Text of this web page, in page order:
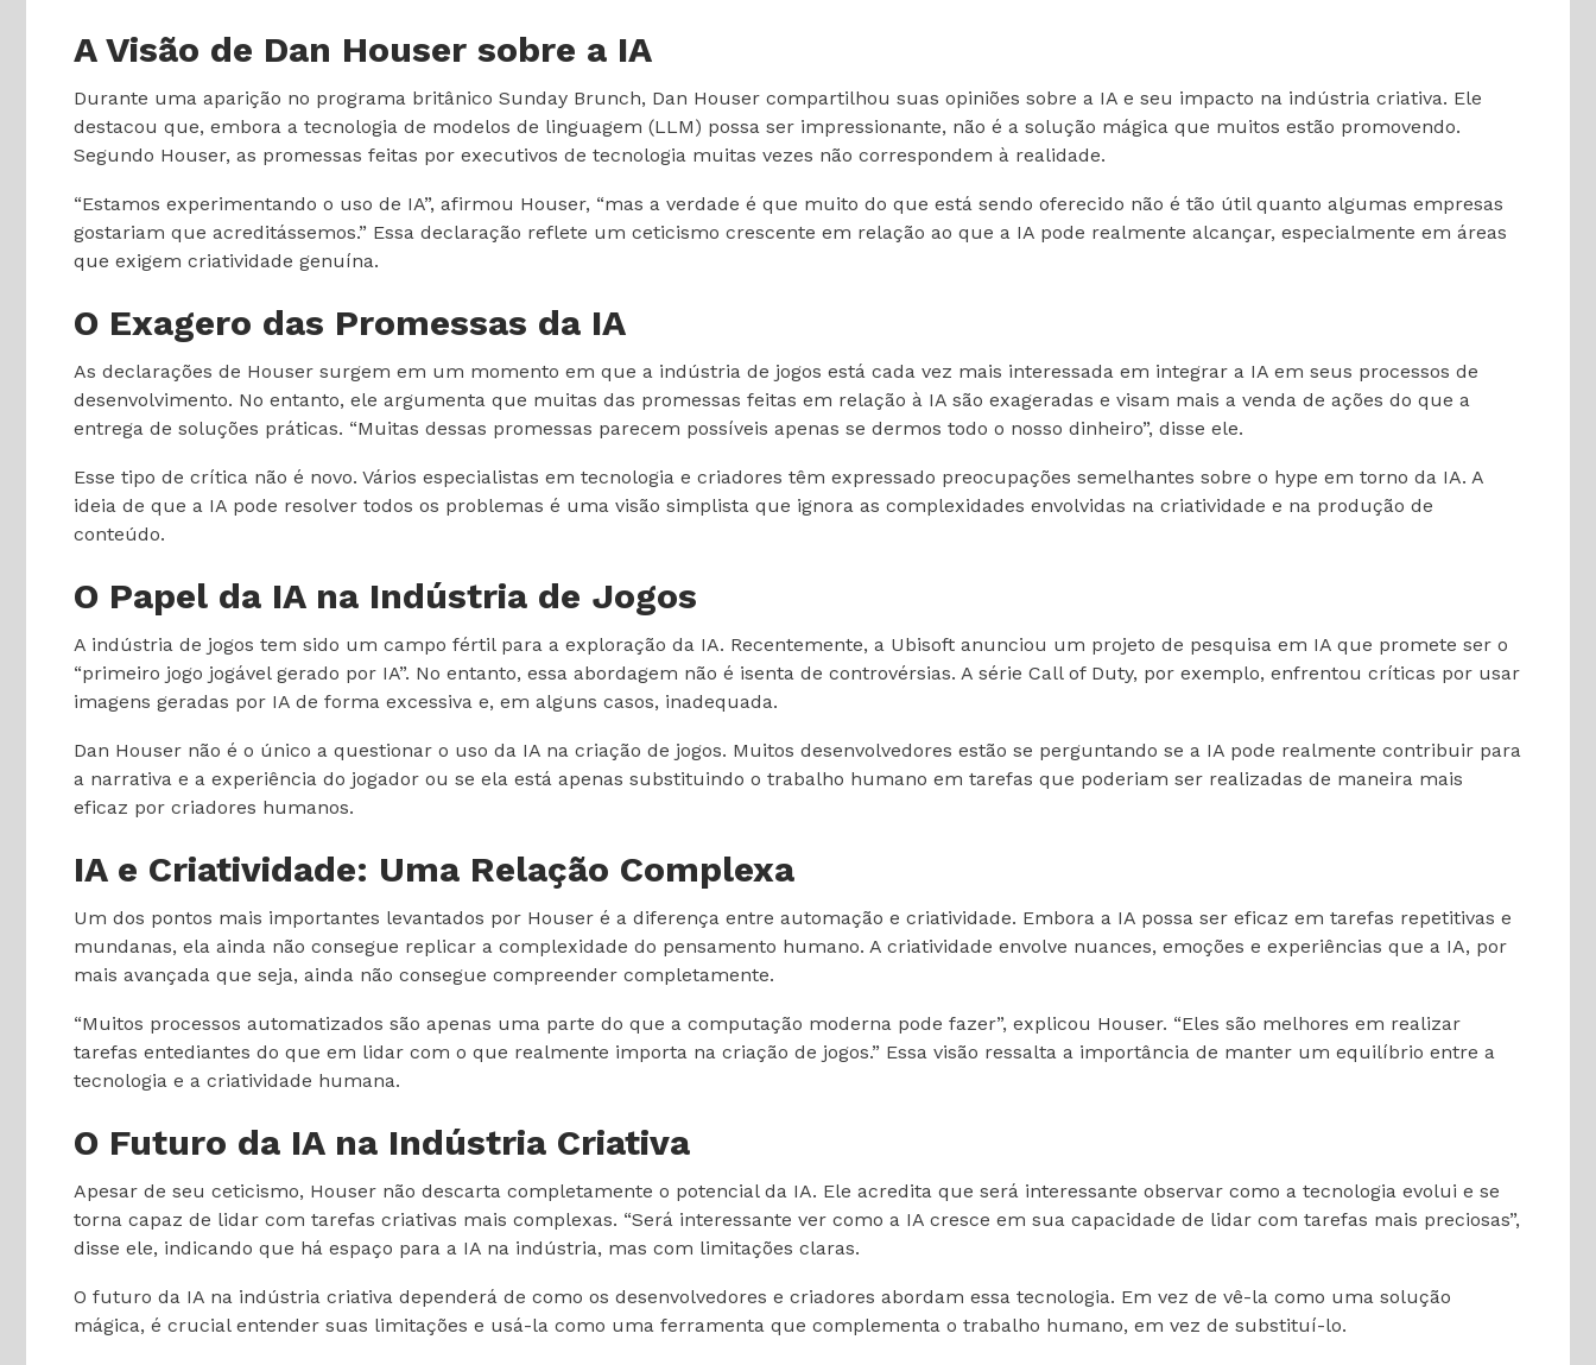
A Visão de Dan Houser sobre a IA
Durante uma aparição no programa britânico Sunday Brunch, Dan Houser compartilhou suas opiniões sobre a IA e seu impacto na indústria criativa. Ele
destacou que, embora a tecnologia de modelos de linguagem (LLM) possa ser impressionante, não é a solução mágica que muitos estão promovendo.
Segundo Houser, as promessas feitas por executivos de tecnologia muitas vezes não correspondem à realidade.
“Estamos experimentando o uso de IA”, afirmou Houser, “mas a verdade é que muito do que está sendo oferecido não é tão útil quanto algumas empresas
gostariam que acreditássemos.” Essa declaração reflete um ceticismo crescente em relação ao que a IA pode realmente alcançar, especialmente em áreas
que exigem criatividade genuína.
O Exagero das Promessas da IA
As declarações de Houser surgem em um momento em que a indústria de jogos está cada vez mais interessada em integrar a IA em seus processos de
desenvolvimento. No entanto, ele argumenta que muitas das promessas feitas em relação à IA são exageradas e visam mais a venda de ações do que a
entrega de soluções práticas. “Muitas dessas promessas parecem possíveis apenas se dermos todo o nosso dinheiro”, disse ele.
Esse tipo de crítica não é novo. Vários especialistas em tecnologia e criadores têm expressado preocupações semelhantes sobre o hype em torno da IA. A
ideia de que a IA pode resolver todos os problemas é uma visão simplista que ignora as complexidades envolvidas na criatividade e na produção de
conteúdo.
O Papel da IA na Indústria de Jogos
A indústria de jogos tem sido um campo fértil para a exploração da IA. Recentemente, a Ubisoft anunciou um projeto de pesquisa em IA que promete ser o
“primeiro jogo jogável gerado por IA”. No entanto, essa abordagem não é isenta de controvérsias. A série Call of Duty, por exemplo, enfrentou críticas por usar
imagens geradas por IA de forma excessiva e, em alguns casos, inadequada.
Dan Houser não é o único a questionar o uso da IA na criação de jogos. Muitos desenvolvedores estão se perguntando se a IA pode realmente contribuir para
a narrativa e a experiência do jogador ou se ela está apenas substituindo o trabalho humano em tarefas que poderiam ser realizadas de maneira mais
eficaz por criadores humanos.
IA e Criatividade: Uma Relação Complexa
Um dos pontos mais importantes levantados por Houser é a diferença entre automação e criatividade. Embora a IA possa ser eficaz em tarefas repetitivas e
mundanas, ela ainda não consegue replicar a complexidade do pensamento humano. A criatividade envolve nuances, emoções e experiências que a IA, por
mais avançada que seja, ainda não consegue compreender completamente.
“Muitos processos automatizados são apenas uma parte do que a computação moderna pode fazer”, explicou Houser. “Eles são melhores em realizar
tarefas entediantes do que em lidar com o que realmente importa na criação de jogos.” Essa visão ressalta a importância de manter um equilíbrio entre a
tecnologia e a criatividade humana.
O Futuro da IA na Indústria Criativa
Apesar de seu ceticismo, Houser não descarta completamente o potencial da IA. Ele acredita que será interessante observar como a tecnologia evolui e se
torna capaz de lidar com tarefas criativas mais complexas. “Será interessante ver como a IA cresce em sua capacidade de lidar com tarefas mais preciosas”,
disse ele, indicando que há espaço para a IA na indústria, mas com limitações claras.
O futuro da IA na indústria criativa dependerá de como os desenvolvedores e criadores abordam essa tecnologia. Em vez de vê-la como uma solução
mágica, é crucial entender suas limitações e usá-la como uma ferramenta que complementa o trabalho humano, em vez de substituí-lo.